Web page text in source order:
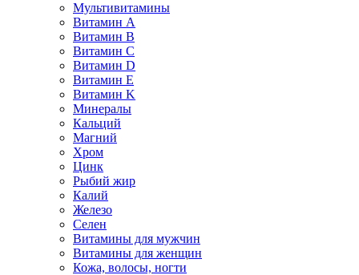
Мультивитамины
Витамин A
Витамин B
Витамин C
Витамин D
Витамин E
Витамин K
Минералы
Кальций
Магний
Хром
Цинк
Рыбий жир
Калий
Железо
Селен
Витамины для мужчин
Витамины для женщин
Кожа, волосы, ногти